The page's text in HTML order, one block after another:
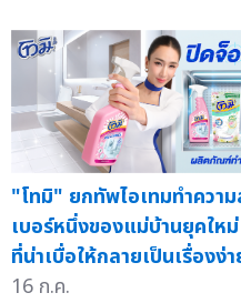
"โทมิ" ยกทัพไอเทมทำควา
เบอร์หนึ่งของแม่บ้านยุคให
ที่น่าเบื่อให้กลายเป็นเรื่องง่
16 ก.ค.